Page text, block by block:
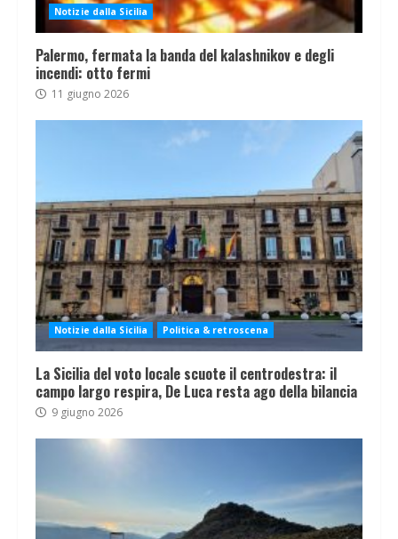
Notizie dalla Sicilia
Palermo, fermata la banda del kalashnikov e degli
incendi: otto fermi
11 giugno 2026
Notizie dalla Sicilia Politica & retroscena
La Sicilia del voto locale scuote il centrodestra: il
campo largo respira, De Luca resta ago della bilancia
9 giugno 2026